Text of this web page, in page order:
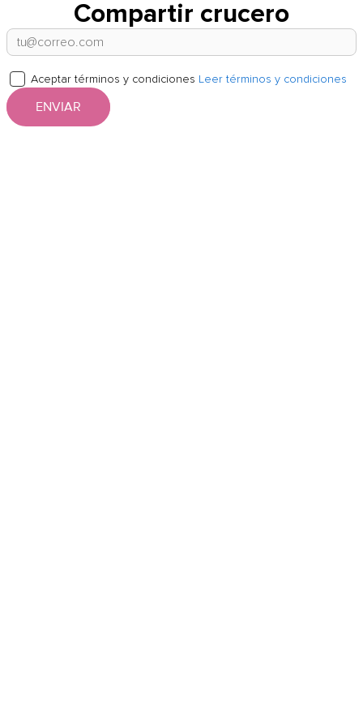
Compartir crucero
Aceptar términos y condiciones Leer términos y condiciones
ENVIAR